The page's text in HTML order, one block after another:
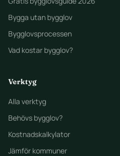
Bygga utan bygglov
Bygglovsprocessen
Vad kostar bygglov?
Verktyg
Alla verktyg
Behövs bygglov?
Kostnadskalkylator
Jämför kommuner